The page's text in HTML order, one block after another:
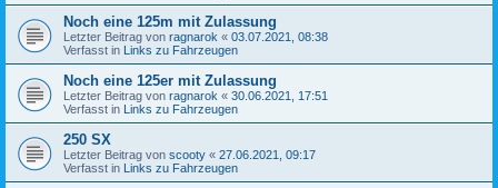
Noch eine 125m mit Zulassung
Letzter Beitrag von ragnarok « 03.07.2021, 08:38
Verfasst in Links zu Fahrzeugen
Noch eine 125er mit Zulassung
Letzter Beitrag von ragnarok « 30.06.2021, 17:51
Verfasst in Links zu Fahrzeugen
250 SX
Letzter Beitrag von scooty « 27.06.2021, 09:17
Verfasst in Links zu Fahrzeugen